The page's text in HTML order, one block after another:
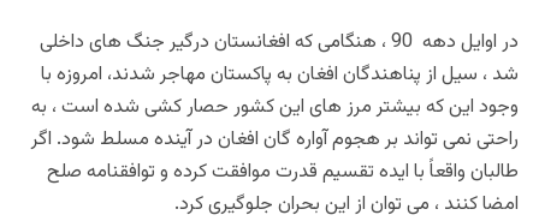
در اوایل دهه 90 ، هنگامی که افغانستان درگیر جنگ های داخلی
شد ، سیل از پناهندگان افغان به پاکستان مهاجر شدند، امروزه با
وجود این که بیشتر مرز های این کشور حصار کشی شده است ، به
راحتی نمی تواند بر هجوم آواره گان افغان در آینده مسلط شود. اگر
طالبان واقعاً با ایده تقسیم قدرت موافقت کرده و توافقنامه صلح
امضا کنند ، می توان از این بحران جلوگیری کرد.